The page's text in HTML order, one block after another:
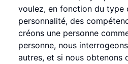
voulez, en fonction du type
personnalité, des
créons une personne
personne, nous
autres, et si nous obtenons